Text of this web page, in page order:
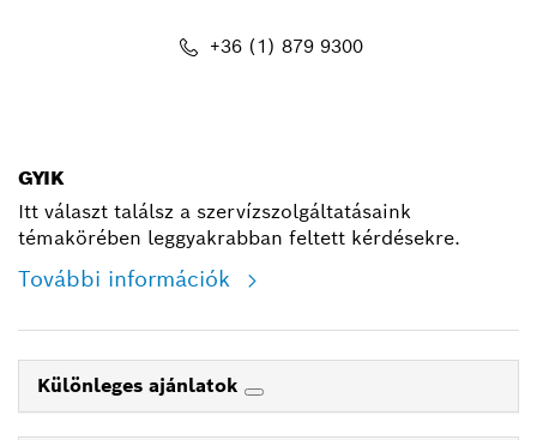
+36 (1) 879 9300
GYIK
Itt választ találsz a szervízszolgáltatásaink
témakörében leggyakrabban feltett kérdésekre.
További információk
Különleges ajánlatok